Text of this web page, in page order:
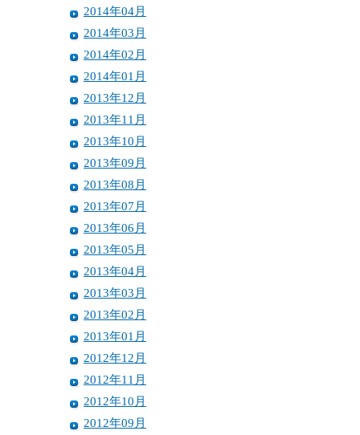
2014年04月
2014年03月
2014年02月
2014年01月
2013年12月
2013年11月
2013年10月
2013年09月
2013年08月
2013年07月
2013年06月
2013年05月
2013年04月
2013年03月
2013年02月
2013年01月
2012年12月
2012年11月
2012年10月
2012年09月